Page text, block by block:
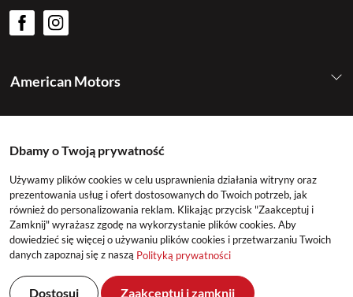
American Motors
Konto
Dbamy o Twoją prywatność
Używamy plików cookies w celu usprawnienia działania witryny oraz
prezentowania usług i ofert dostosowanych do Twoich potrzeb, jak
również do personalizowania reklam. Klikając przycisk "Zaakceptuj i
Zamknij" wyrażasz zgodę na wykorzystanie plików cookies. Aby
dowiedzieć się więcej o używaniu plików cookies i przetwarzaniu Twoich
danych zapoznaj się z naszą Polityką prywatności
Dostosuj Zaakceptuj i zamknij